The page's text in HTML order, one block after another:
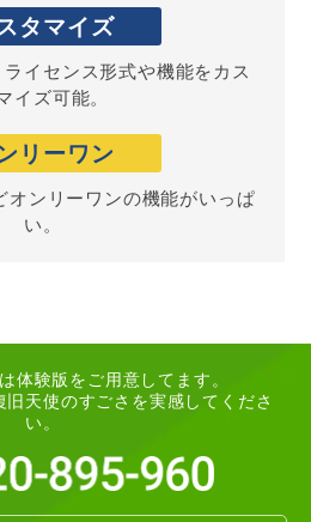
タマイズ
イセンス形式や機能をカス
イズ可能。
リ ーワン
ンリーワンの機能がいっぱ
い。
体験版をご用意してます。
天使のすごさを実感してくださ
い。